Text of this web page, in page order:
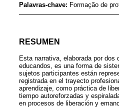
Palavras-chave: Formação de
RESUMEN
Esta narrativa, elaborada por
educandos, es una forma de
sujetos participantes están
registrada en el trayecto
aprendizaje, como práctica de
tiempo autoreforzadas y
en procesos de liberación y